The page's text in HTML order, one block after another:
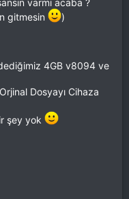
gitmesin
)
4GB v8094 ve
Dosyayı Cihaza
şey yok